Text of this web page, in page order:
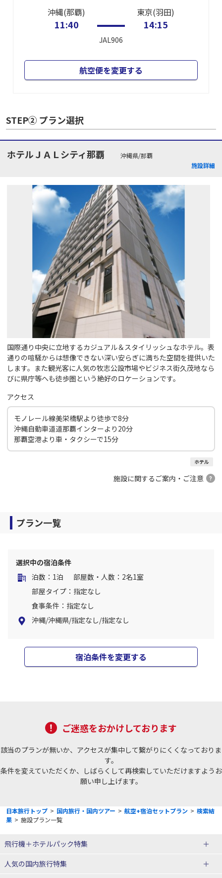
沖縄(那覇)
11:40
JAL906
東京(羽田)
14:15
航空便を変更する
STEP② プラン選択
ホテルＪＡＬシティ那覇
沖縄県/那覇
施設詳細
国際通り中央に立地するカジュアル＆スタイリッシュなホテル。表
通りの喧騒からは想像できない深い安らぎに満ちた空間を提供いた
します。また観光客に人気の牧志公設市場やビジネス街久茂地なら
びに県庁等へも徒歩圏という絶好のロケーションです。
アクセス
モノレール線美栄橋駅より徒歩で8分
沖縄自動車道道那覇インターより20分
那覇空港より車・タクシーで15分
ホテル
施設に関するご案内・ご注意
プラン一覧
選択中の宿泊条件
泊数：1泊
部屋数・人数：2名1室
部屋タイプ：指定なし
食事条件：指定なし
沖縄/沖縄県/指定なし/指定なし
宿泊条件を変更する
ご迷惑をおかけしております
該当のプランが無いか、アクセスが集中して繋がりにくくなっておりま
す。
条件を変えていただくか、しばらくして再検索していただけますようお
願い申し上げます。
日本旅行トップ > 国内旅行・国内ツアー > 航空+宿泊セットプラン > 検索結
果 > 施設プラン一覧
飛行機＋ホテルパック特集
赤い風船ダイナミックパッケージ
ＪＡＬで行く飛行機+ホテルパック
人気の国内旅行特集